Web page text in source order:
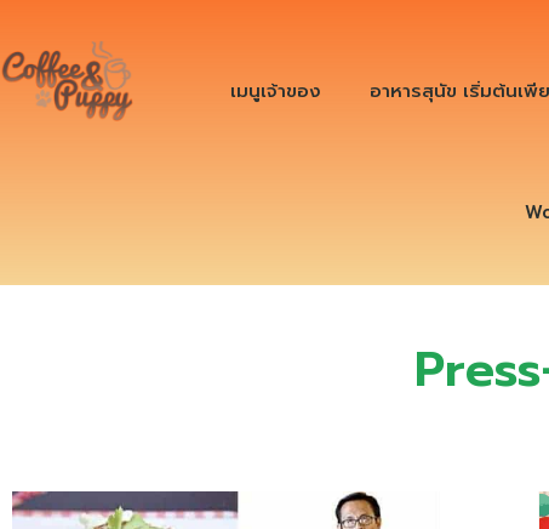
เมนูเจ้าของ อาหารสุนัข เริ่มต้นเพี